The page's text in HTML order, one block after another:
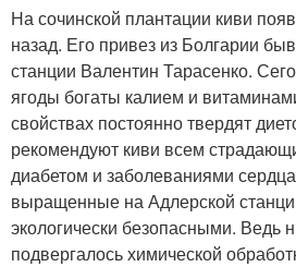
На сочинской плантации киви
назад. Его привез из Болгарии
станции Валентин Тарасенко.
ягоды богаты калием и
свойствах постоянно твердят
рекомендуют киви всем
диабетом и заболеваниями
выращенные на Адлерской
экологически безопасными. Ведь
подвергалось химической